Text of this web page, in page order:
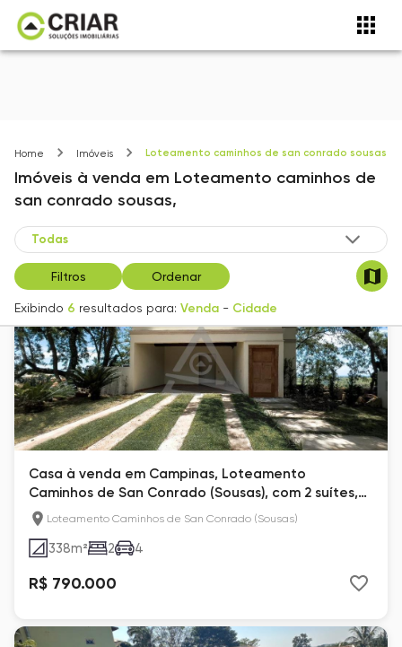
Home Imóveis Loteamento caminhos de san conrado sousas
Imóveis à venda em Loteamento caminhos de
san conrado sousas,
Filtros Ordenar
Exibindo 6 resultados para: Venda - Cidade
Casa à venda em Campinas, Loteamento
Caminhos de San Conrado (Sousas), com 2 suítes,
com 338 m²
Loteamento Caminhos de San Conrado (Sousas)
338m² 2 4
R$ 790.000